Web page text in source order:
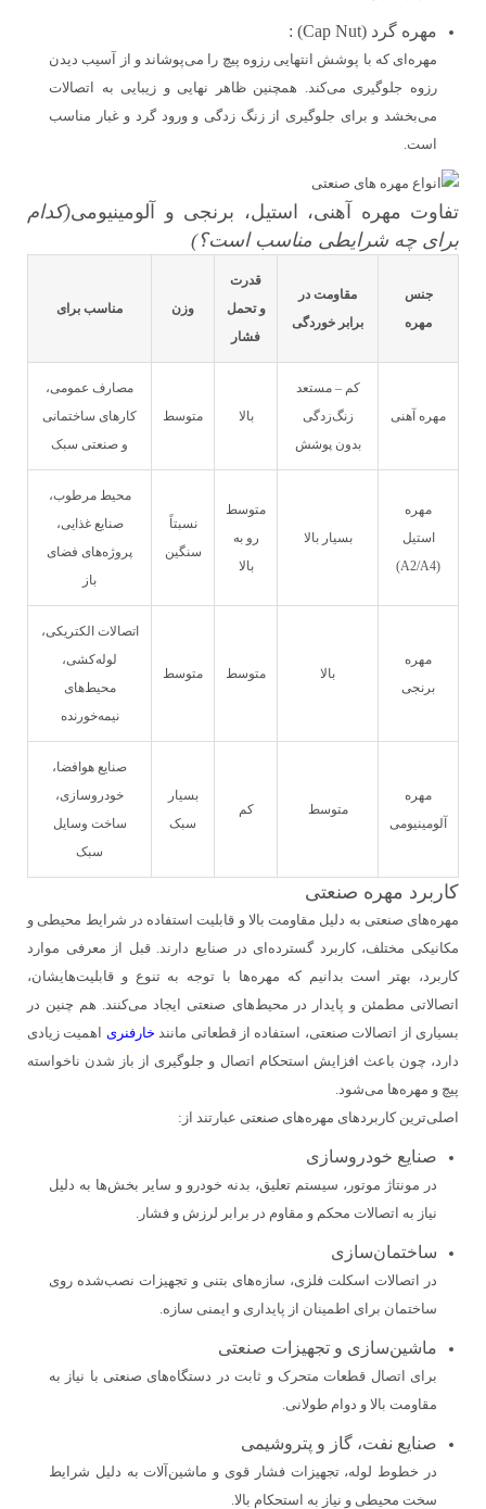
مهره گرد (Cap Nut) :
مهره‌ای که با پوشش انتهایی رزوه پیچ را می‌پوشاند و از آسیب دیدن
رزوه جلوگیری می‌کند. همچنین ظاهر نهایی و زیبایی به اتصالات
می‌بخشد و برای جلوگیری از زنگ زدگی و ورود گرد و غبار مناسب
است.
تفاوت مهره آهنی، استیل، برنجی و آلومینیومی(کدام
برای چه شرایطی مناسب است؟)
جنس
مهره
مقاومت در
برابر خوردگی
قدرت
و تحمل
فشار
وزن مناسب برای
مهره آهنی
کم – مستعد
زنگ‌زدگی
بدون پوشش
بالا متوسط
مصارف عمومی،
کارهای ساختمانی
و صنعتی سبک
مهره
استیل
(A2/A4)
بسیار بالا
متوسط
رو به
بالا
نسبتاً
سنگین
محیط مرطوب،
صنایع غذایی،
پروژه‌های فضای
باز
مهره
برنجی
بالا متوسط متوسط
اتصالات الکتریکی،
لوله‌کشی،
محیط‌های
نیمه‌خورنده
مهره
آلومینیومی
متوسط کم
بسیار
سبک
صنایع هوافضا،
خودروسازی،
ساخت وسایل
سبک
کاربرد مهره صنعتی
مهره‌های صنعتی به دلیل مقاومت بالا و قابلیت استفاده در شرایط محیطی و
مکانیکی مختلف، کاربرد گسترده‌ای در صنایع دارند. قبل از معرفی موارد
کاربرد، بهتر است بدانیم که مهره‌ها با توجه به تنوع و قابلیت‌هایشان،
اتصالاتی مطمئن و پایدار در محیط‌های صنعتی ایجاد می‌کنند. هم چنین در
بسیاری از اتصالات صنعتی، استفاده از قطعاتی مانند خارفنری اهمیت زیادی
دارد، چون باعث افزایش استحکام اتصال و جلوگیری از باز شدن ناخواسته
پیچ و مهره‌ها می‌شود.
اصلی‌ترین کاربردهای مهره‌های صنعتی عبارتند از:
صنایع خودروسازی
در مونتاژ موتور، سیستم تعلیق، بدنه خودرو و سایر بخش‌ها به دلیل
نیاز به اتصالات محکم و مقاوم در برابر لرزش و فشار.
ساختمان‌سازی
در اتصالات اسکلت فلزی، سازه‌های بتنی و تجهیزات نصب‌شده روی
ساختمان برای اطمینان از پایداری و ایمنی سازه.
ماشین‌سازی و تجهیزات صنعتی
برای اتصال قطعات متحرک و ثابت در دستگاه‌های صنعتی با نیاز به
مقاومت بالا و دوام طولانی.
صنایع نفت، گاز و پتروشیمی
در خطوط لوله، تجهیزات فشار قوی و ماشین‌آلات به دلیل شرایط
سخت محیطی و نیاز به استحکام بالا.